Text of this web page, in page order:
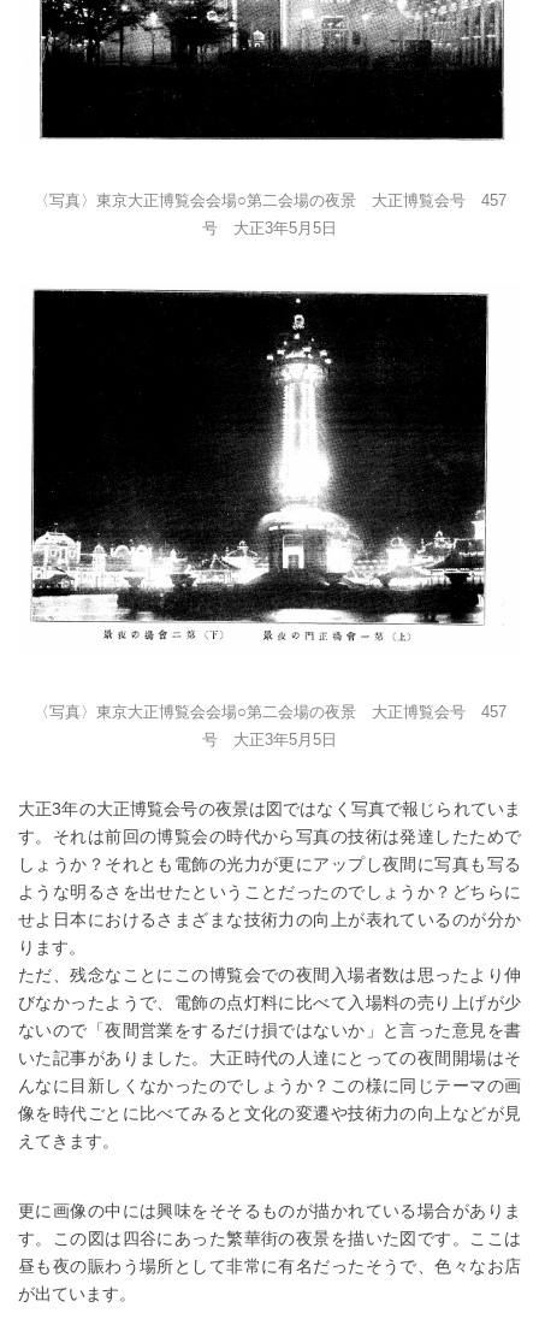
〈写真〉東京大正博覧会会場○第二会場の夜景 大正博覧会号 457
号 大正3年5月5日
〈写真〉東京大正博覧会会場○第二会場の夜景 大正博覧会号 457
号 大正3年5月5日
大正3年の大正博覧会号の夜景は図ではなく写真で報じられていま
す。それは前回の博覧会の時代から写真の技術は発達したためで
しょうか？それとも電飾の光力が更にアップし夜間に写真も写る
ような明るさを出せたということだったのでしょうか？どちらに
せよ日本におけるさまざまな技術力の向上が表れているのが分か
ります。
ただ、残念なことにこの博覧会での夜間入場者数は思ったより伸
びなかったようで、電飾の点灯料に比べて入場料の売り上げが少
ないので「夜間営業をするだけ損ではないか」と言った意見を書
いた記事がありました。大正時代の人達にとっての夜間開場はそ
んなに目新しくなかったのでしょうか？この様に同じテーマの画
像を時代ごとに比べてみると文化の変遷や技術力の向上などが見
えてきます。
更に画像の中には興味をそそるものが描かれている場合がありま
す。この図は四谷にあった繁華街の夜景を描いた図です。ここは
昼も夜の賑わう場所として非常に有名だったそうで、色々なお店
が出ています。